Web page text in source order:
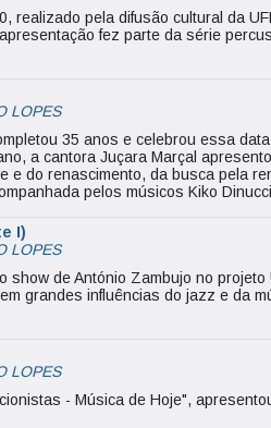
realizado pela difusão cultural da
fez parte da série
LOPES
35 anos e celebrou essa
a cantora Juçara Marçal
e do renascimento, da busca pela
pelos músicos Kiko
I)
LOPES
show de António Zambujo no
grandes influências do jazz e da
LOPES
- Música de Hoje",